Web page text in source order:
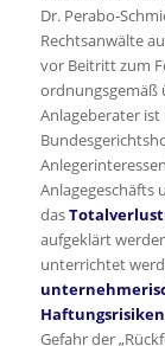
Dr. Perabo-
Rechtsanwälte
vor Beitritt zum
ordnungsgemäß
Anlageberater ist
Anlagegeschäfts
das
aufgeklärt
unterrichtet
Haftungsrisiken
Gefahr der